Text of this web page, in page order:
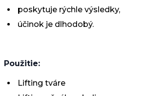
poskytuje rýchle výsledky,
účinok je dlhodobý.
Použitie:
Lifting tváre